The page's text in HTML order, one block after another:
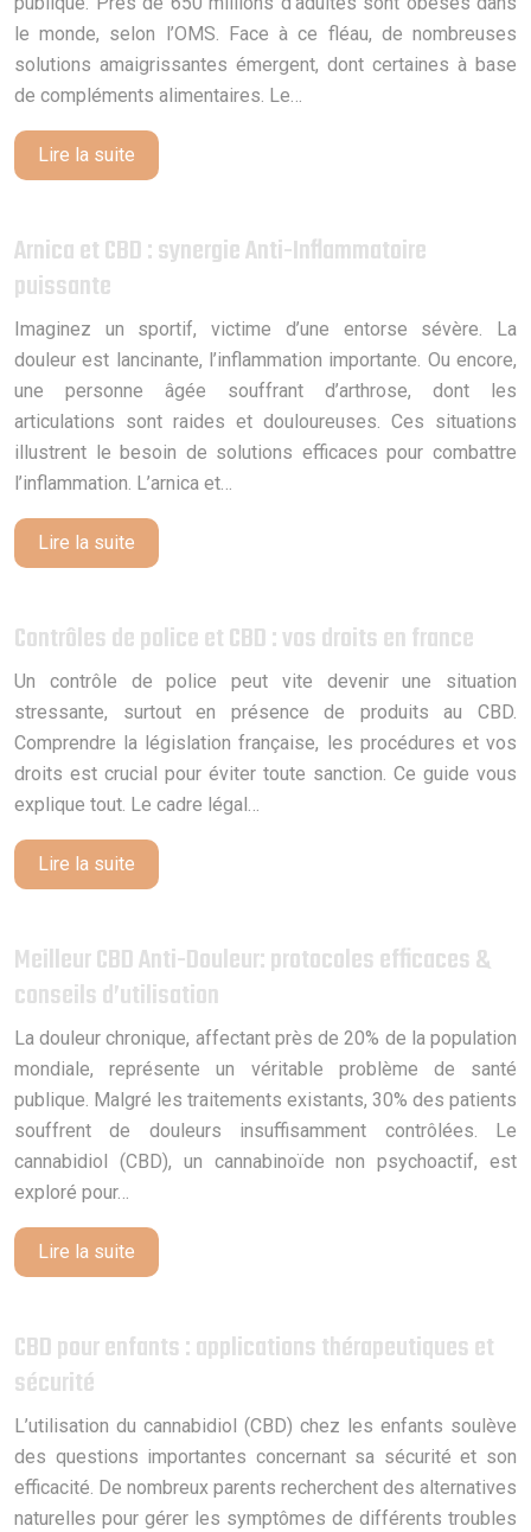
le monde, selon l’OMS. Face à ce fléau, de nombreuses
solutions amaigrissantes émergent, dont certaines à base
de compléments alimentaires. Le…
Lire la suite
Arnica et CBD : synergie Anti-Inflammatoire
puissante
Imaginez un sportif, victime d’une entorse sévère. La
douleur est lancinante, l’inflammation importante. Ou encore,
une personne âgée souffrant d’arthrose, dont les
articulations sont raides et douloureuses. Ces situations
illustrent le besoin de solutions efficaces pour combattre
l’inflammation. L’arnica et…
Lire la suite
Contrôles de police et CBD : vos droits en france
Un contrôle de police peut vite devenir une situation
stressante, surtout en présence de produits au CBD.
Comprendre la législation française, les procédures et vos
droits est crucial pour éviter toute sanction. Ce guide vous
explique tout. Le cadre légal…
Lire la suite
Meilleur CBD Anti-Douleur: protocoles efficaces &
conseils d’utilisation
La douleur chronique, affectant près de 20% de la population
mondiale, représente un véritable problème de santé
publique. Malgré les traitements existants, 30% des patients
souffrent de douleurs insuffisamment contrôlées. Le
cannabidiol (CBD), un cannabinoïde non psychoactif, est
exploré pour…
Lire la suite
CBD pour enfants : applications thérapeutiques et
sécurité
L’utilisation du cannabidiol (CBD) chez les enfants soulève
des questions importantes concernant sa sécurité et son
efficacité. De nombreux parents recherchent des alternatives
naturelles pour gérer les symptômes de différents troubles